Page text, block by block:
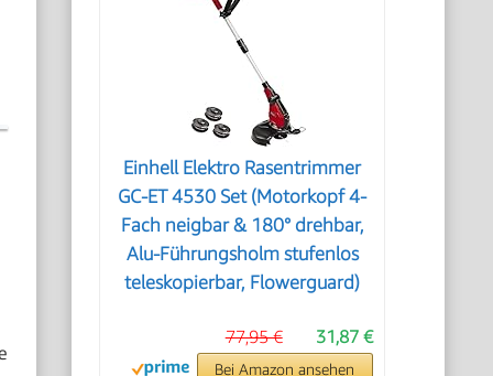
Einhell Elektro Rasentrimmer
GC-ET 4530 Set (Motorkopf 4-
Fach neigbar & 180° drehbar,
Alu-Führungsholm stufenlos
teleskopierbar, Flowerguard)
31,87 €
77,95 €
Bei Amazon ansehen